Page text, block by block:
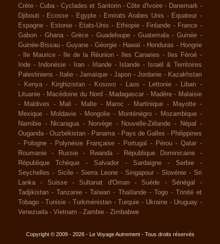
Crète - Cuba - Cyclades et Santorin -Côte d'Ivoire - Danemark -
Djibouti - Ecosse - Egypte - Emirats Arabes Unis - Equateur -
Espagne - Estonie - Etats-Unis - Ethiopie - Finlande - France -
Gabon - Ghana - Grèce - Guadeloupe - Guatemala - Guinée -
Guinée-Bissau - Guyane - Géorgie - Hawaï - Honduras - Hongrie
-
Ile Maurice - Ile de la Réunion - Iles Canaries - Iles Féroé -
Inde - Indonésie - Iran - Irlande - Islande -
Israël & Territoires
Palestiniens - Italie - Jamaïque - Japon - Jordanie - Kazakhstan
-
Kenya - Kirghizistan - Kosovo - Laos - Lettonie - Liban -
Lituanie - Macédoine du Nord - Madagascar - Madère - Malaisie
-
Maldives - Mali - Malte - Maroc - Martinique - Mayotte -
Mexique - Moldavie - Mongolie - Monténégro - Mozambique -
Namibie - Nicaragua - Norvège - Nouvelle-Zélande - Népal
-
Ouganda -Ouzbékistan - Panama - Pays de Galles - Philippines
-
Pologne - Polynésie Française - Portugal - Pérou -Qatar -
Roumanie
- Russie - Rwanda - République Dominicaine
-
République Tchèque
- Salvador - Sardaigne - Serbie
-
Seychelles - Sicile - Sierra Leone - Singapour - Slovénie - Sri
Lanka
- Suisse - Sultanat d'Oman - Suède - Sénégal
-
Tadjikistan - Tanzanie - Taïwan - Thaïlande - Togo -
Trinité et
Tobago - Tunisie - Turkménistan - Turquie - Ukraine - Uruguay -
Venezuela - Vietnam - Zambie - Zimbabwe
Copyright © 2009 - 2026 - Le Voyage Autrement - Tous droits réservés